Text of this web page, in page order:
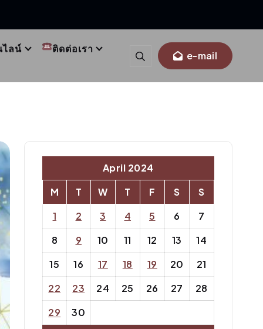
ไลน์
ติดต่อเรา
e-mail
April 2024
M
T W T F S
S
1
2 3 4 5 6
7
8
9 10 11 12 13
14
15
16 17 18 19 20
21
22
23 24 25 26 27
28
29
30